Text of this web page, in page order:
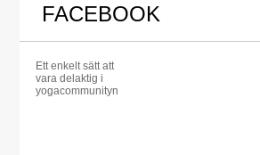
FACEBOOK
Ett enkelt sätt att
vara delaktig i
yogacommunityn